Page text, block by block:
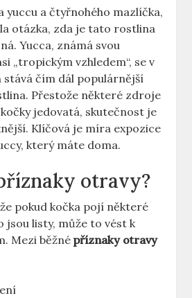
yuccu a čtyřnohého mazlíčka,
otázka, zda je tato rostlina
Yucca, známá svou
„tropickým vzhledem“, se v
stává čím dál populárnější
Přestože některé zdroje
jedovatá, skutečnost je
Klíčová je míra expozice
který máte doma.
otravy?
pokud kočka pojí některé
jsou listy, může to vést k
Mezi běžnépříznaky otravy